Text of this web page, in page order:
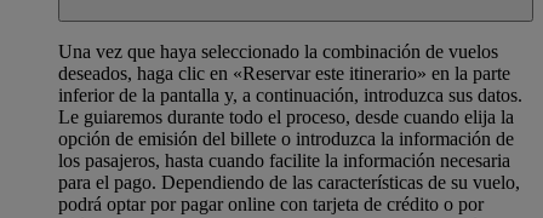
Una vez que haya seleccionado la combinación de vuelos
deseados, haga clic en «Reservar este itinerario» en la parte
inferior de la pantalla y, a continuación, introduzca sus datos.
Le guiaremos durante todo el proceso, desde cuando elija la
opción de emisión del billete o introduzca la información de
los pasajeros, hasta cuando facilite la información necesaria
para el pago. Dependiendo de las características de su vuelo,
podrá optar por pagar online con tarjeta de crédito o por